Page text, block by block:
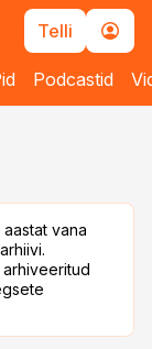
Telli
Podcastid
vana